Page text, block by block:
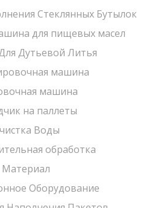
Стеклянных Бутылок
для пищевых масел
Дутьевой Литья
машина
машина
на паллеты
Воды
обработка
Материал
Оборудование